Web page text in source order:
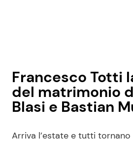
Francesco Totti
del matrimonio
Blasi e Bastian
Arriva l’estate e tutti